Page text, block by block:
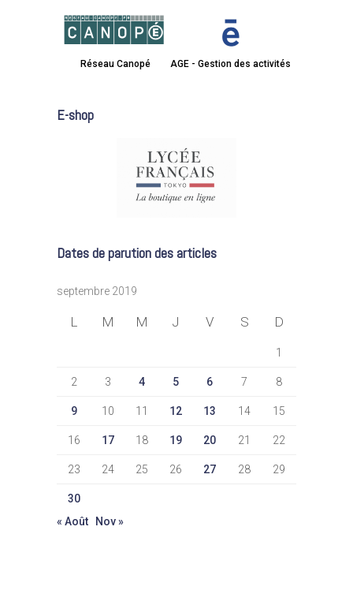
Réseau Canopé AGE - Gestion des activités
E-shop
Dates de parution des articles
septembre 2019
L M M J V S D
1
2 3 4 5 6 7 8
9 10 11 12 13 14 15
16 17 18 19 20 21 22
23 24 25 26 27 28 29
30
« Août
Nov »